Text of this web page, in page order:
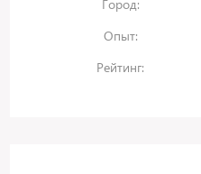
Город:
Опыт:
Рейтинг: